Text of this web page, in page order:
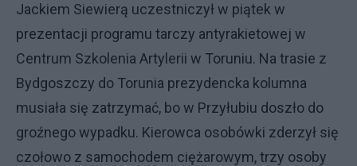
Jackiem Siewierą uczestniczył w piątek w
prezentacji programu tarczy antyrakietowej w
Centrum Szkolenia Artylerii w Toruniu. Na trasie z
Bydgoszczy do Torunia prezydencka kolumna
musiała się zatrzymać, bo w Przyłubiu doszło do
groźnego wypadku. Kierowca osobówki zderzył się
czołowo z samochodem ciężarowym, trzy osoby